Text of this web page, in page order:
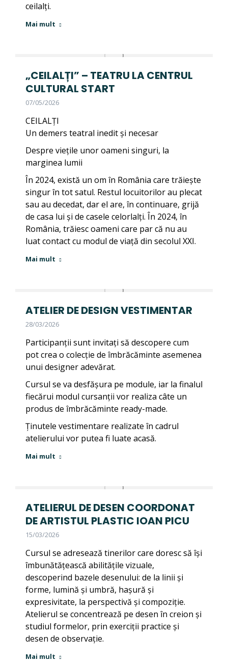
ceilalți.
Mai mult
„CEILALȚI” – TEATRU LA CENTRUL
CULTURAL START
07/05/2026
CEILALȚI
Un demers teatral inedit și necesar
Despre viețile unor oameni singuri, la
marginea lumii
În 2024, există un om în România care trăiește
singur în tot satul. Restul locuitorilor au plecat
sau au decedat, dar el are, în continuare, grijă
de casa lui și de casele celorlalți. În 2024, în
România, trăiesc oameni care par că nu au
luat contact cu modul de viață din secolul XXI.
Mai mult
ATELIER DE DESIGN VESTIMENTAR
28/03/2026
Participanții sunt invitați să descopere cum
pot crea o colecție de îmbrăcăminte asemenea
unui designer adevărat.
Cursul se va desfășura pe module, iar la finalul
fiecărui modul cursanții vor realiza câte un
produs de îmbrăcăminte ready-made.
Ținutele vestimentare realizate în cadrul
atelierului vor putea fi luate acasă.
Mai mult
ATELIERUL DE DESEN COORDONAT
DE ARTISTUL PLASTIC IOAN PICU
15/03/2026
Cursul se adresează tinerilor care doresc să își
îmbunătățească abilitățile vizuale,
descoperind bazele desenului: de la linii și
forme, lumină și umbră, hașură și
expresivitate, la perspectivă și compoziție.
Atelierul se concentrează pe desen în creion și
studiul formelor, prin exerciții practice și
desen de observație.
Mai mult